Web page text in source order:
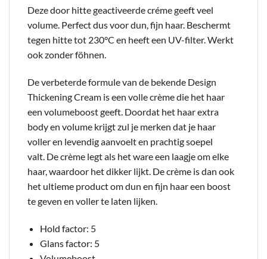
Deze door hitte geactiveerde créme geeft veel
volume. Perfect dus voor dun, fijn haar. Beschermt
tegen hitte tot 230°C en heeft een UV-filter. Werkt
ook zonder föhnen.
De verbeterde formule van de bekende Design
Thickening Cream is een volle crème die het haar
een volumeboost geeft. Doordat het haar extra
body en volume krijgt zul je merken dat je haar
voller en levendig aanvoelt en prachtig soepel
valt. De crème legt als het ware een laagje om elke
haar, waardoor het dikker lijkt. De crème is dan ook
het ultieme product om dun en fijn haar een boost
te geven en voller te laten lijken.
Hold factor: 5
Glans factor: 5